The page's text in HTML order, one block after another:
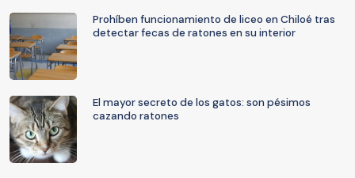
Prohíben funcionamiento de liceo en Chiloé tras
detectar fecas de ratones en su interior
El mayor secreto de los gatos: son pésimos
cazando ratones